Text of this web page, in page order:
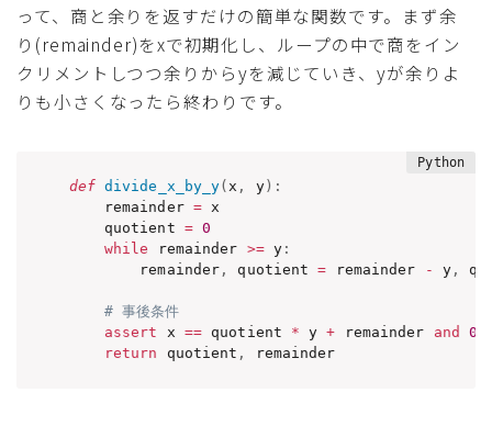
って、商と余りを返すだけの簡単な関数です。まず余
り(remainder)をxで初期化し、ループの中で商をイン
クリメントしつつ余りからyを減じていき、yが余りよ
りも小さくなったら終わりです。
def divide_x_by_y(x , y) :
    remainder
= x
    quotient
= 0
while remainder >= y:
        remainder
, quotient = remainder - y,
# 事後条件
assert
x == quotient * y + remainder and 0
return
quotient , remainder